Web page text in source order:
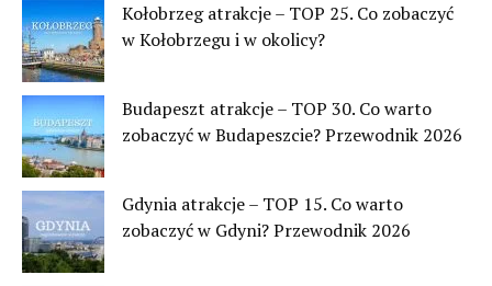
Kołobrzeg atrakcje – TOP 25. Co zobaczyć
w Kołobrzegu i w okolicy?
Budapeszt atrakcje – TOP 30. Co warto
zobaczyć w Budapeszcie? Przewodnik 2026
Gdynia atrakcje – TOP 15. Co warto
zobaczyć w Gdyni? Przewodnik 2026